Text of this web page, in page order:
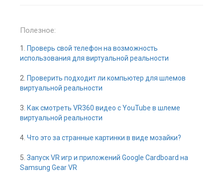
Полезное:
1.
Проверь свой телефон на возможность
использования для виртуальной реальности
2. Проверить подходит ли компьютер для шлемов
виртуальной реальности
3. Как смотреть VR360 видео с YouTube в шлеме
виртуальной реальности
4. Что это за странные картинки в виде мозайки?
5. Запуск VR игр и приложений Google Cardboard на
Samsung Gear VR